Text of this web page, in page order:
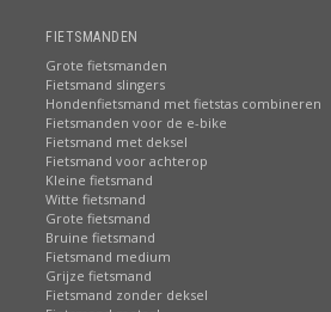
FIETSMANDEN
Grote fietsmanden
Fietsmand slingers
Hondenfietsmand met fietstas combineren
Fietsmanden voor de e-bike
Fietsmand met deksel
Fietsmand voor achterop
Kleine fietsmand
Witte fietsmand
Grote fietsmand
Bruine fietsmand
Fietsmand medium
Grijze fietsmand
Fietsmand zonder deksel